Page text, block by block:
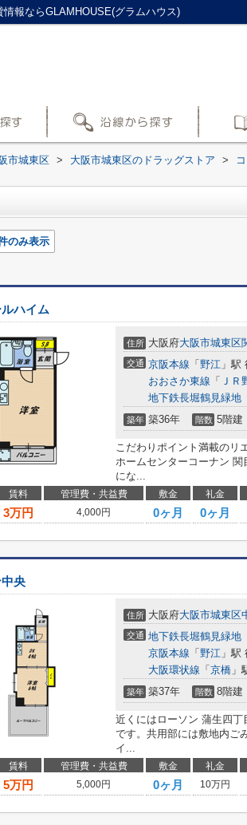
報ならGLAMHOUSE(グラムハウス)
市城東区 > 大阪市城東区のドラッグストア >
のみ表示
ルハイム
住所 大阪府大阪市城東区
交通 京阪本線 「 野江 」駅
おおさか東線 「 ＪＲ
地下鉄長堀鶴見緑地
築年 築36年 階数 5階建
こだわりポイント満載のリ
ホームセンターコーナン
にな...
賃料 管理費・共益費 敷金 礼金
3万円 4,000円 0ヶ月 0ヶ月
中央
住所 大阪府大阪市城東区
交通 地下鉄長堀鶴見緑地
京阪本線 「 野江 」駅
大阪環状線 「 京橋 」
築年 築37年 階数 8階建
近くにはローソン 蒲生四丁
です。共用部には敷地内ご
イ...
賃料 管理費・共益費 敷金 礼金
5万円 5,000円 0ヶ月 10万円